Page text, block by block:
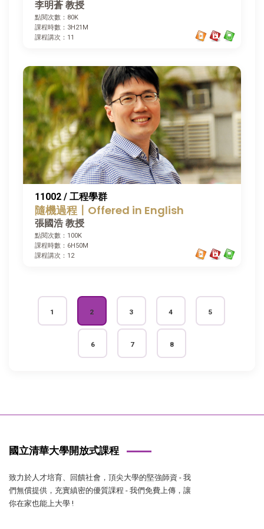
李明蒼 教授
點閱次數：80K
課程時數：3H21M
課程講次：11
11002 / 工程學群
隨機過程〡Offered in English
張國浩 教授
點閱次數：100K
課程時數：6H50M
課程講次：12
1 2 3 4 5
6 7 8
國立清華大學開放式課程
致力於人才培育、回饋社會，頂尖大學的堅強師資 - 我
們無償提供，充實縝密的優質課程 - 我們免費上傳，讓
你在家也能上大學 !